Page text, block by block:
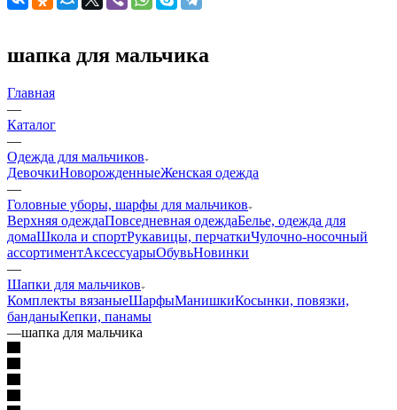
шапка для мальчика
Главная
—
Каталог
—
Одежда для мальчиков
ДевочкиНоворожденныеЖенская одежда
—
Головные уборы, шарфы для мальчиков
Верхняя одеждаПовседневная одеждаБелье, одежда для
домаШкола и спортРукавицы, перчаткиЧулочно-носочный
ассортиментАксессуарыОбувьНовинки
—
Шапки для мальчиков
Комплекты вязаныеШарфыМанишкиКосынки, повязки,
банданыКепки, панамы
—шапка для мальчика